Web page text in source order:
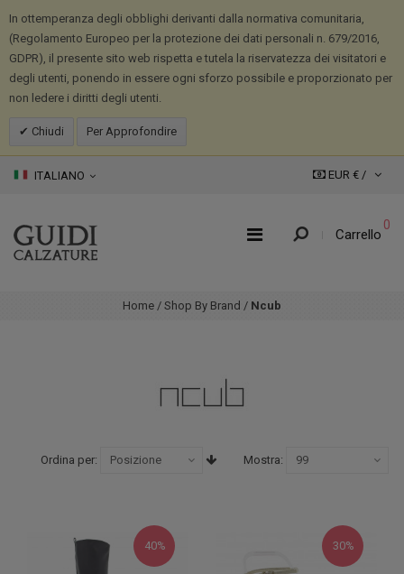
In ottemperanza degli obblighi derivanti dalla normativa comunitaria,
(Regolamento Europeo per la protezione dei dati personali n. 679/2016,
GDPR), il presente sito web rispetta e tutela la riservatezza dei visitatori e
degli utenti, ponendo in essere ogni sforzo possibile e proporzionato per
non ledere i diritti degli utenti.
Chiudi Per Approfondire
ITALIANO EUR € /
Carrello
0
Home / Shop By Brand / Ncub
Ordina per: Mostra:
40% 30%